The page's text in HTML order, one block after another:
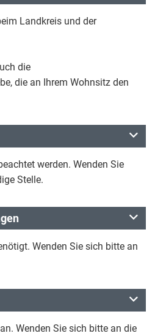
Landkreis und der
die
die an Ihrem Wohnsitz den
werden. Wenden Sie
Stelle.
Wenden Sie sich bitte an
Wenden Sie sich bitte an die